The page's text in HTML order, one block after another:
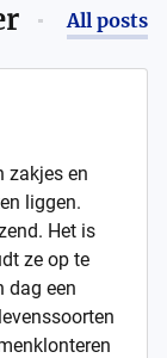
All posts
zakjes en
liggen.
Het is
ze op te
dag een